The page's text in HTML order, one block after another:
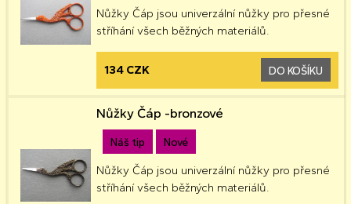
Nůžky Čáp jsou univerzální nůžky pro přesné
stříhání všech běžných materiálů.
134 CZK DO KOŠÍKU
Náš tip Nové
Nůžky Čáp -bronzové
Nůžky Čáp jsou univerzální nůžky pro přesné
stříhání všech běžných materiálů.